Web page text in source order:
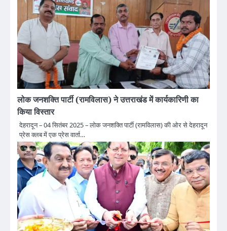
लोक जनशक्ति पार्टी (रामविलास) ने उत्तराखंड में कार्यकारिणी का
किया विस्तार
देहरादून – 04 सितंबर 2025 – लोक जनशक्ति पार्टी (रामविलास) की ओर से देहरादून
प्रेस क्लब में एक प्रेस वार्ता…